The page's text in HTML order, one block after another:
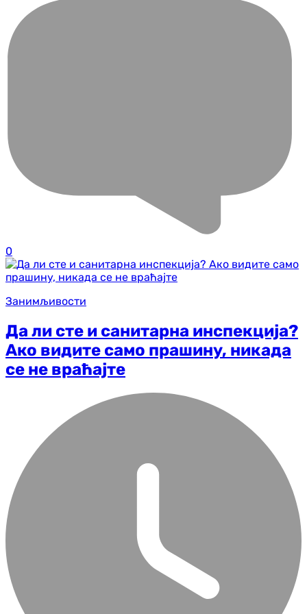
0
Занимљивости
Да ли сте и санитарна инспекција?
Ако видите само прашину, никада
се не враћајте